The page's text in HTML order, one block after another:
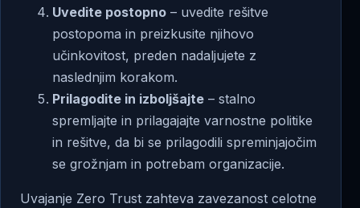
Uvedite postopno – uvedite rešitve
postopoma in preizkusite njihovo
učinkovitost, preden nadaljujete z
naslednjim korakom.
Prilagodite in izboljšajte – stalno
spremljajte in prilagajajte varnostne politike
in rešitve, da bi se prilagodili spreminjajočim
se grožnjam in potrebam organizacije.
Uvajanje Zero Trust zahteva zavezanost celotne